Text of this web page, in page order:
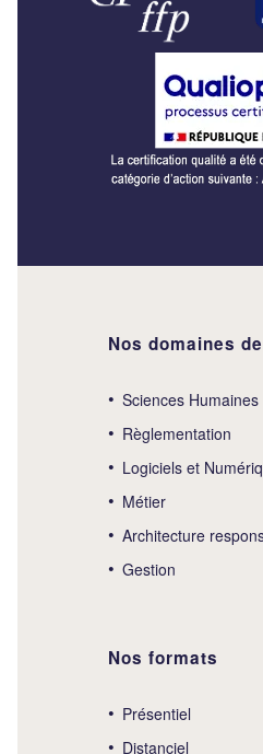
Nos domaines
Sciences Humaines
Règlementation
Logiciels et
Métier
Architecture
Gestion
Nos formats
Présentiel
Distanciel